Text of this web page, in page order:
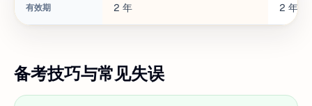
有效期 2 年 2 年
备考技巧与常见失误